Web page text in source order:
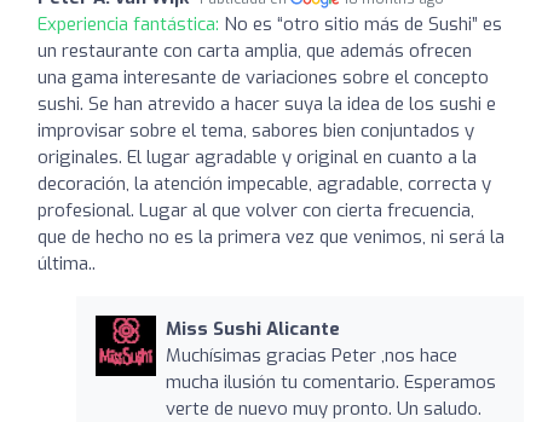
Experiencia fantástica: No es “otro sitio más de Sushi” es
un restaurante con carta amplia, que además ofrecen
una gama interesante de variaciones sobre el concepto
sushi. Se han atrevido a hacer suya la idea de los sushi e
improvisar sobre el tema, sabores bien conjuntados y
originales. El lugar agradable y original en cuanto a la
decoración, la atención impecable, agradable, correcta y
profesional. Lugar al que volver con cierta frecuencia,
que de hecho no es la primera vez que venimos, ni será la
última..
Miss Sushi Alicante
Muchísimas gracias Peter ,nos hace
mucha ilusión tu comentario. Esperamos
verte de nuevo muy pronto. Un saludo.